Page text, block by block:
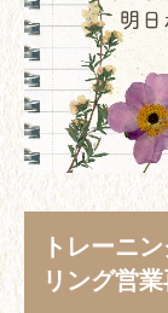
トレーニ
リング営業